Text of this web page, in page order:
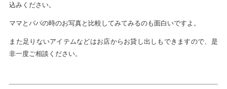
込みください。
ママとパパの時のお写真と比較してみてみるのも面白いですよ。
また足りないアイテムなどはお店からお貸し出しもできますので、是
非一度ご相談ください。